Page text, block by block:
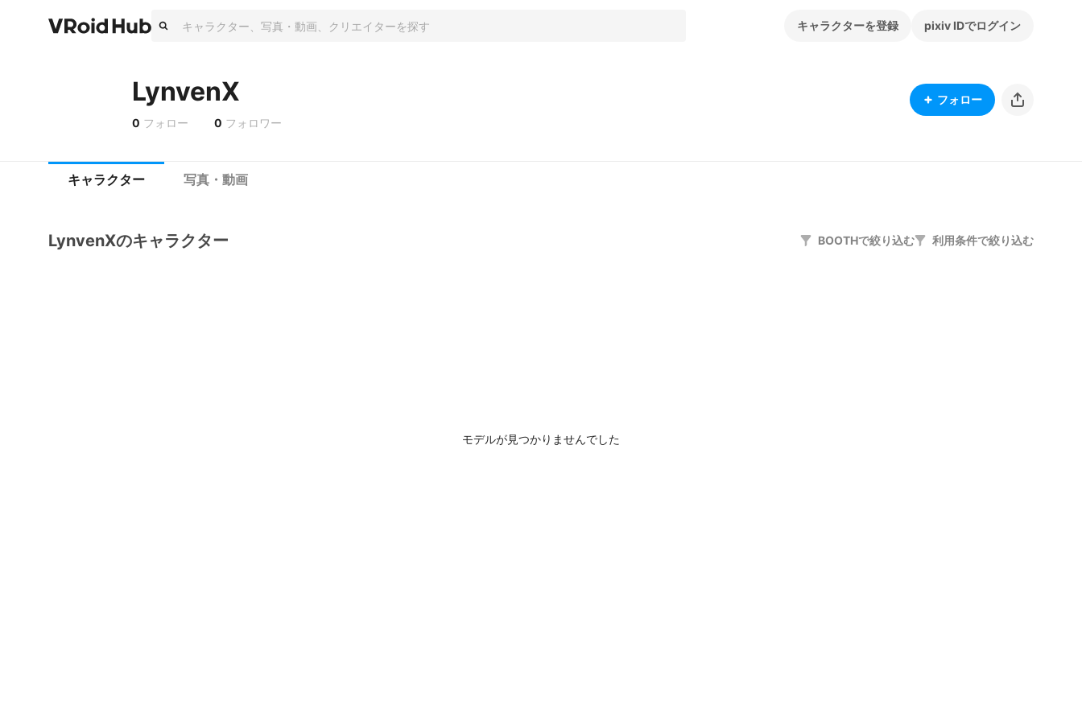
キャラクターを登録 pixiv IDでログイン
LynvenX
0 フォロー 0 フォロワー
フォロー
キャラクター 写真・動画
LynvenXのキャラクター BOOTHで絞り込む 利用条件で絞り込む
モデルが見つかりませんでした